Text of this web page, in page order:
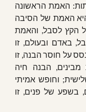
האמת הראשונה
האמת של הסיבה
הקץ לסבל, והאמת
באדם ובעולם, זו
על חוסר הבנה, זו
הבנה חיה
וחופש אמיתי
בשפע של פנים, זו